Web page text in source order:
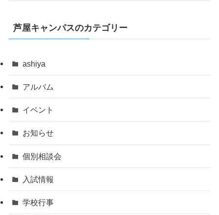
芦屋キャンパスのカテゴリー
ashiya
アルバム
イベント
お知らせ
個別相談会
入試情報
学校行事